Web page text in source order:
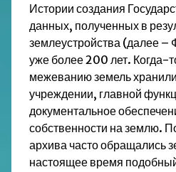
Истории создания
данных, полученных в
землеустройства (далее
уже более 200 лет. Когда-
межеванию земель
учреждении, главной
документальное
собственности на землю.
архива часто обращались
настоящее время